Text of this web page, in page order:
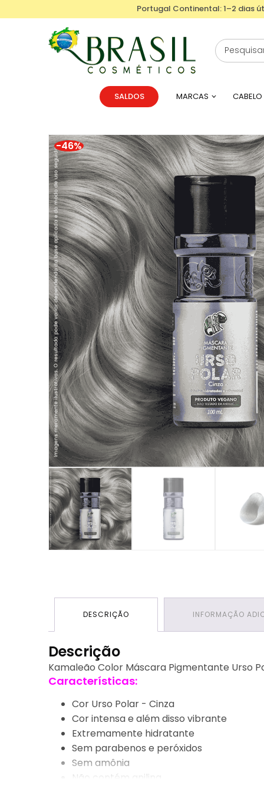
Portugal Continental: 1–2 dias
SALDOS MARCAS CABELO
-46%
DESCRIÇÃO INFORMAÇÃO
Descrição
Kamaleão Color Máscara Pigmentante Urso
Características:
Cor Urso Polar - Cinza
Cor intensa e além disso vibrante
Extremamente hidratante
Sem parabenos e peróxidos
Sem amônia
Não contém anilina